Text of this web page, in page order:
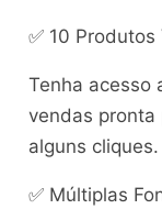
✅ 10
Tenha acesso
vendas pronta
alguns cliques.
✅ Múltiplas